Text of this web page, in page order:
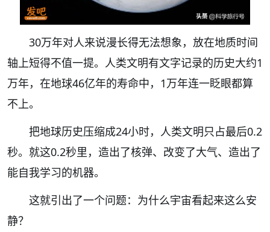
30万年对人来说漫长得无法想象，放在地质时间
轴上短得不值一提。人类文明有文字记录的历史大约1
万年，在地球46亿年的寿命中，1万年连一眨眼都算
不上。
把地球历史压缩成24小时，人类文明只占最后0.2
秒。就这0.2秒里，造出了核弹、改变了大气、造出了
能自我学习的机器。
这就引出了一个问题：为什么宇宙看起来这么安
静？